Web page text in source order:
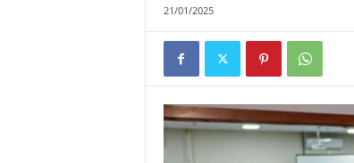
21/01/2025